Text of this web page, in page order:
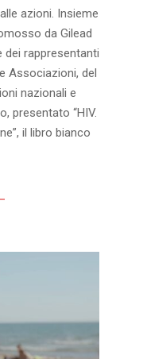
azioni. Insieme
da Gilead
dei rappresentanti
Associazioni, del
nazionali e
presentato “HIV.
il libro bianco